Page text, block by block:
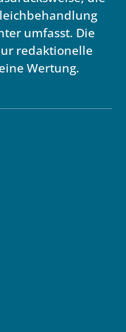
umfasst. Die
redaktionelle
Wertung.